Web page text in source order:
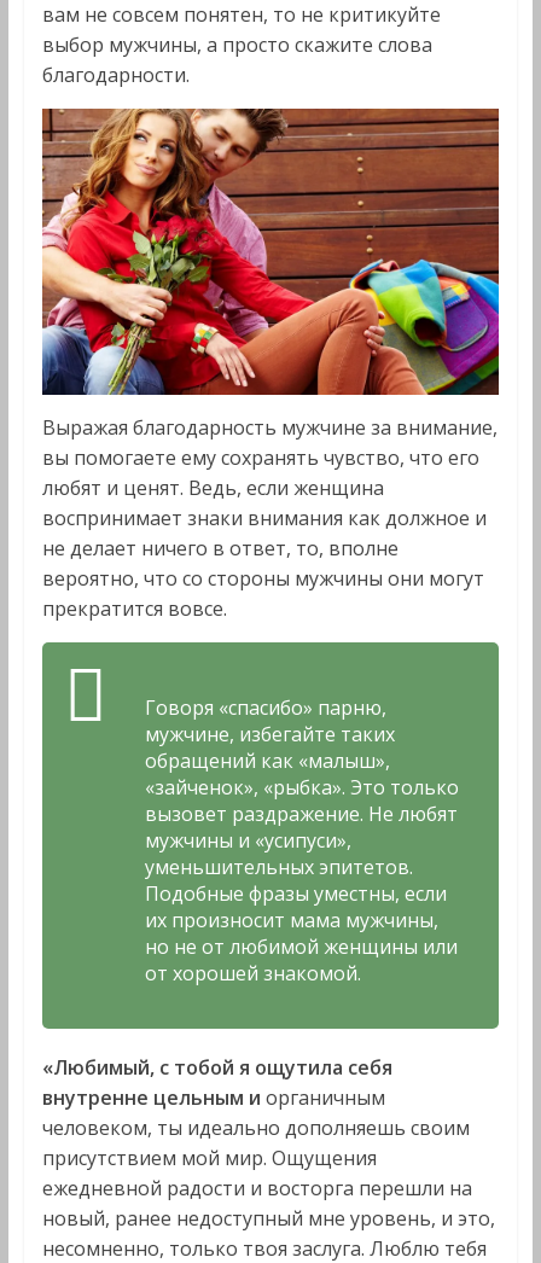
вам не совсем понятен, то не критикуйте
выбор мужчины, а просто скажите слова
благодарности.
Выражая благодарность мужчине за внимание,
вы помогаете ему сохранять чувство, что его
любят и ценят. Ведь, если женщина
воспринимает знаки внимания как должное и
не делает ничего в ответ, то, вполне
вероятно, что со стороны мужчины они могут
прекратится вовсе.
Говоря «спасибо» парню,
мужчине, избегайте таких
обращений как «малыш»,
«зайченок», «рыбка». Это только
вызовет раздражение. Не любят
мужчины и «усипуси»,
уменьшительных эпитетов.
Подобные фразы уместны, если
их произносит мама мужчины,
но не от любимой женщины или
от хорошей знакомой.
«Любимый, с тобой я ощутила себя
внутренне цельным и органичным
человеком, ты идеально дополняешь своим
присутствием мой мир. Ощущения
ежедневной радости и восторга перешли на
новый, ранее недоступный мне уровень, и это,
несомненно, только твоя заслуга. Люблю тебя